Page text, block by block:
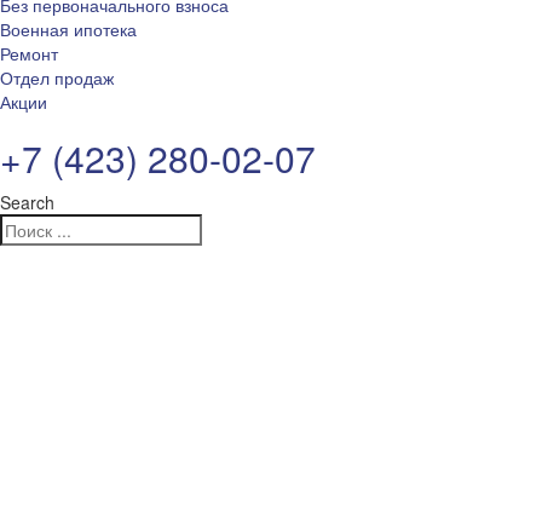
Без первоначального взноса
Военная ипотека
Ремонт
Отдел продаж
Акции
+7 (423) 280-02-07
Search